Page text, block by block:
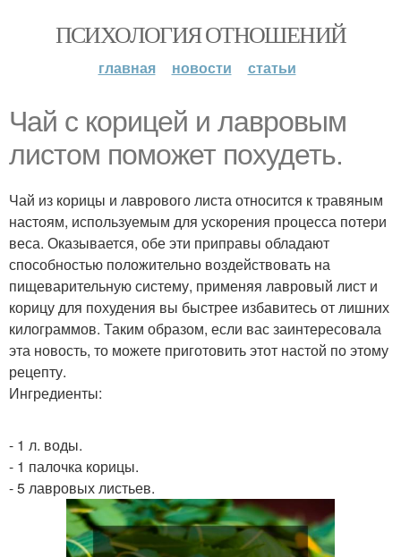
ПСИХОЛОГИЯ ОТНОШЕНИЙ
главная новости статьи
Чай с корицей и лавровым
листом поможет похудеть.
Чай из корицы и лаврового листа относится к травяным
настоям, используемым для ускорения процесса потери
веса. Оказывается, обе эти приправы обладают
способностью положительно воздействовать на
пищеварительную систему, применяя лавровый лист и
корицу для похудения вы быстрее избавитесь от лишних
килограммов. Таким образом, если вас заинтересовала
эта новость, то можете приготовить этот настой по этому
рецепту.
Ингредиенты:
- 1 л. воды.
- 1 палочка корицы.
- 5 лавровых листьев.